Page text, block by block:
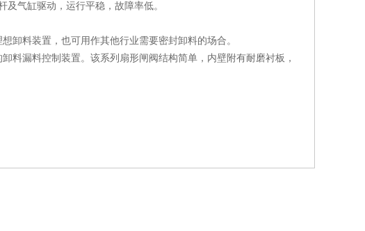
气缸驱动，运行平稳，故障率低。
料装置，也可用作其他行业需要密封卸料的场合。
漏料控制装置。该系列扇形闸阀结构简单，内壁附有耐磨衬板，